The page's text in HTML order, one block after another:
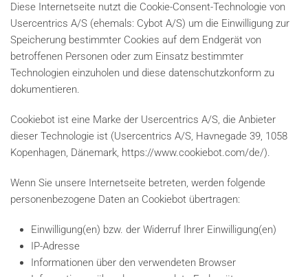
Diese Internetseite nutzt die Cookie-Consent-Technologie von
Usercentrics A/S (ehemals: Cybot A/S) um die Einwilligung zur
Speicherung bestimmter Cookies auf dem Endgerät von
betroffenen Personen oder zum Einsatz bestimmter
Technologien einzuholen und diese datenschutzkonform zu
dokumentieren.
Cookiebot ist eine Marke der Usercentrics A/S, die Anbieter
dieser Technologie ist (Usercentrics A/S, Havnegade 39, 1058
Kopenhagen, Dänemark, https://www.cookiebot.com/de/).
Wenn Sie unsere Internetseite betreten, werden folgende
personenbezogene Daten an Cookiebot übertragen:
Einwilligung(en) bzw. der Widerruf Ihrer Einwilligung(en)
IP-Adresse
Informationen über den verwendeten Browser